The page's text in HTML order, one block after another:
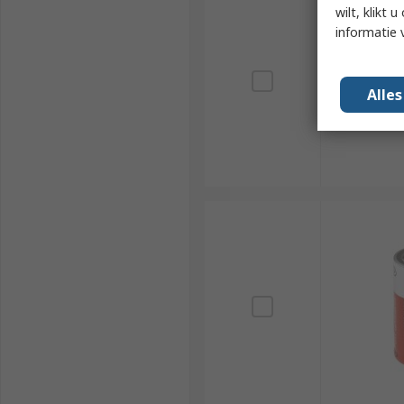
wilt, klikt u
informatie